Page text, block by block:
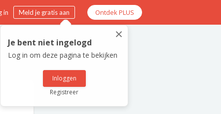
in Meld je gratis aan Ontdek PLUS
×
Je bent niet ingelogd
Log in om deze pagina te bekijken
Inloggen
Registreer